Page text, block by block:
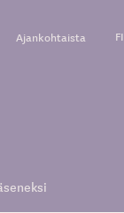
Ajankohtaista FI